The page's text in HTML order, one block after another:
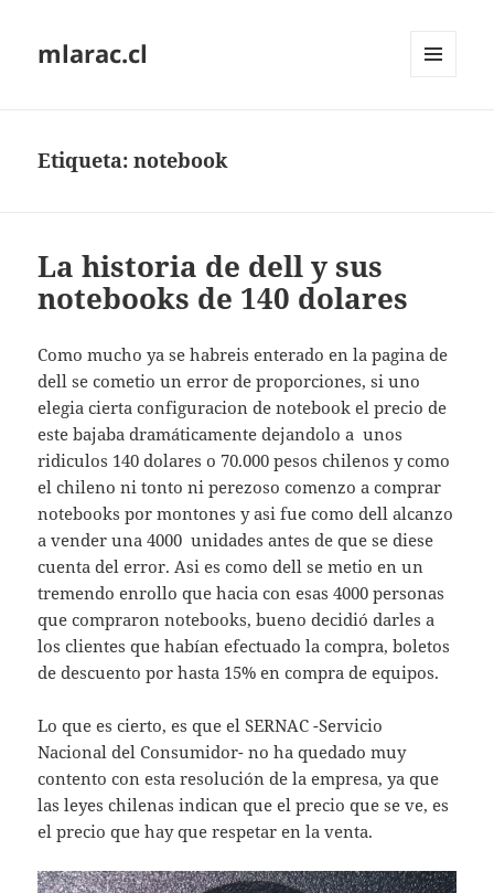
mlarac.cl
Etiqueta:notebook
La historia de dell y sus
notebooks de 140 dolares
Como mucho ya se habreis enterado en la pagina de
dell se cometio un error de proporciones, si uno
elegia cierta configuracion de notebook el precio de
este bajaba dramáticamente dejandolo a unos
ridiculos 140 dolares o 70.000 pesos chilenos y como
el chileno ni tonto ni perezoso comenzo a comprar
notebooks por montones y asi fue como dell alcanzo
a vender una 4000 unidades antes de que se diese
cuenta del error. Asi es como dell se metio en un
tremendo enrollo que hacia con esas 4000 personas
que compraron notebooks, bueno decidió darles a
los clientes que habían efectuado la compra, boletos
de descuento por hasta 15% en compra de equipos.
Lo que es cierto, es que el SERNAC -Servicio
Nacional del Consumidor- no ha quedado muy
contento con esta resolución de la empresa, ya que
las leyes chilenas indican que el precio que se ve, es
el precio que hay que respetar en la venta.